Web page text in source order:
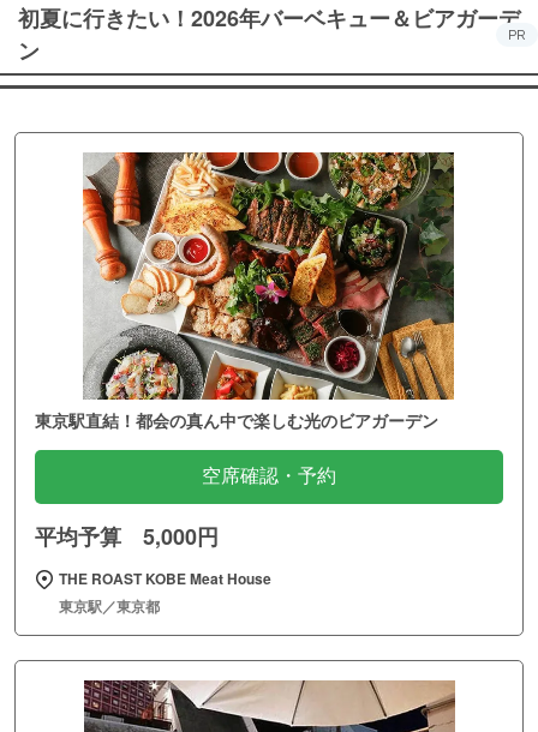
初夏に行きたい！2026年バーベキュー＆ビアガーデ
ン
PR
東京駅直結！都会の真ん中で楽しむ光のビアガーデン
空席確認・予約
平均予算 5,000円
THE ROAST KOBE Meat House
東京駅／東京都